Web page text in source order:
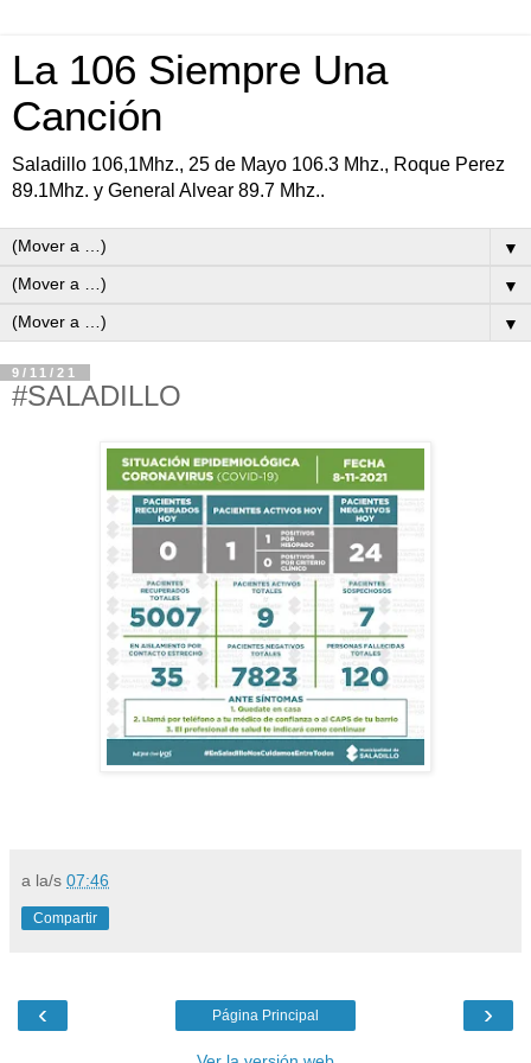
La 106 Siempre Una
Canción
Saladillo 106,1Mhz., 25 de Mayo 106.3 Mhz., Roque Perez
89.1Mhz. y General Alvear 89.7 Mhz..
▼
▼
▼
9/11/21
#SALADILLO
a la/s 07:46
Compartir
‹ ›
Página Principal